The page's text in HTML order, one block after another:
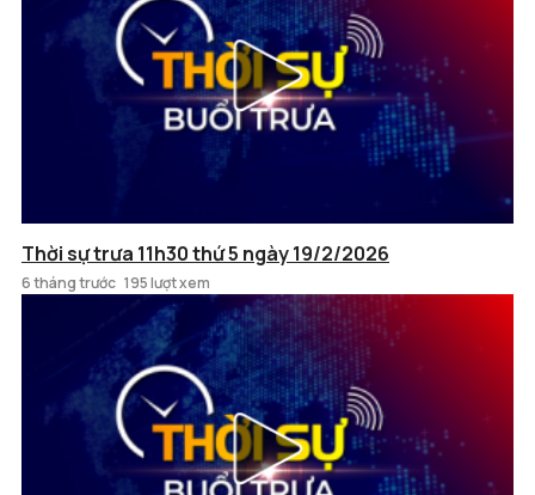
Thời sự trưa 11h30 thứ 5 ngày 19/2/2026
6 tháng trước 195 lượt xem